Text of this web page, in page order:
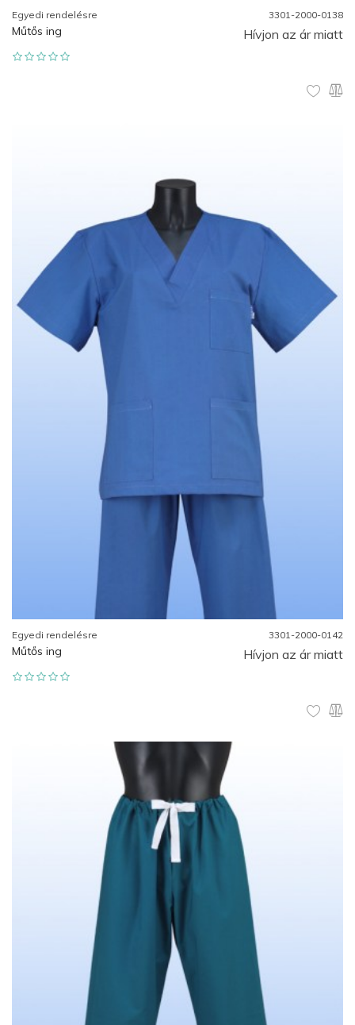
Egyedi rendelésre 3301-2000-0138
Műtős ing Hívjon az ár miatt
Egyedi rendelésre 3301-2000-0142
Műtős ing Hívjon az ár miatt